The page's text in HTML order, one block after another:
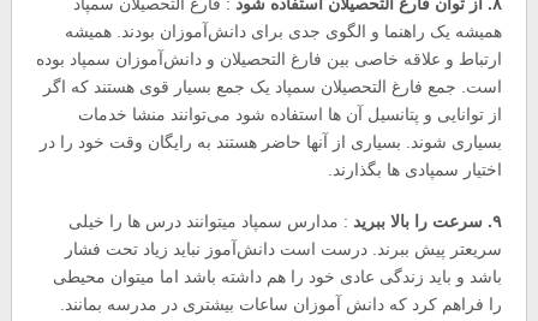
همیشه یک راهنما و الگوی جدی برای دانش‌آموزان بودند. همیشه
ارتباط و علاقه خاصی بین فارغ التحصیلان و دانش‌آموزان سمپاد بوده
است. جمع فارغ التحصیلان سمپاد یک جمع بسیار قوی هستند که اگر
از توانایی و پتانسیل آن ها استفاده شود می‌توانند منشا خدمات
بسیاری شوند. بسیاری از آنها حاضر هستند به رایگان وقت خود را در
اختیار سمپادی ها بگذارند.
۹. سرعت را بالا ببرید
: مدارس سمپاد میتوانند درس ها را خیلی
سریعتر پیش ببرند. درست است دانش‌آموز نباید زیاد تحت فشار
باشد و باید زندگی عادی خود را هم داشته باشد اما میتوان محیطی
را فراهم کرد که دانش آموزان ساعات بیشتری در مدرسه بمانند.